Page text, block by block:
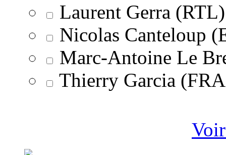
Laurent Gerra (RTL)
Nicolas Canteloup
Marc-Antoine Le
Thierry Garcia